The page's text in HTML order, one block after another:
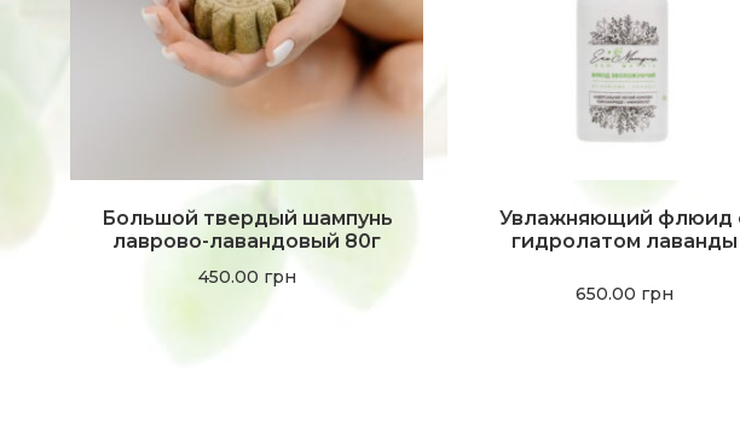
Большой твердый шампунь
лаврово-лавандовый 80г
450.00 грн
Увлажняющий флюид
гидролатом лаванды
650.00 грн